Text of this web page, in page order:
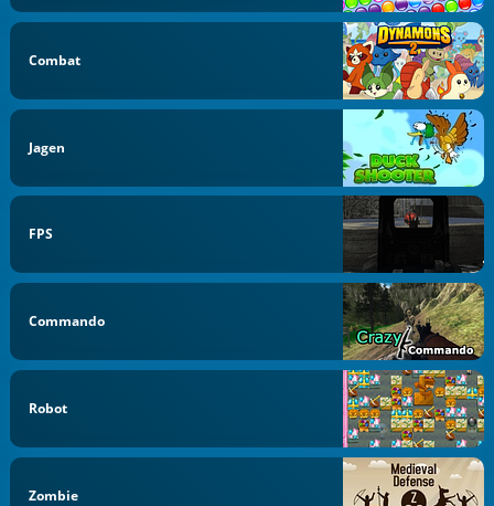
Combat
Jagen
FPS
Commando
Robot
Zombie